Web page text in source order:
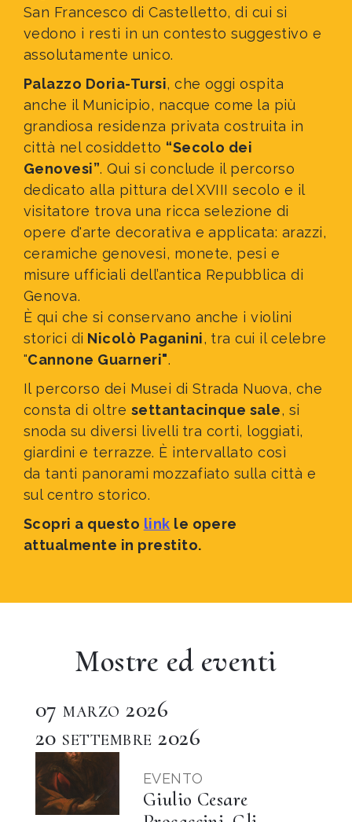
San Francesco di Castelletto, di cui si
vedono i resti in un contesto suggestivo e
assolutamente unico.
Palazzo Doria-Tursi, che oggi ospita
anche il Municipio, nacque come la più
grandiosa residenza privata costruita in
città nel cosiddetto “Secolo dei
Genovesi”. Qui si conclude il percorso
dedicato alla pittura del XVIII secolo e il
visitatore trova una ricca selezione di
opere d'arte decorativa e applicata: arazzi,
ceramiche genovesi, monete, pesi e
misure ufficiali dell’antica Repubblica di
Genova.
È qui che si conservano anche i violini
storici di Nicolò Paganini, tra cui il celebre
"Cannone Guarneri".
Il percorso dei Musei di Strada Nuova, che
consta di oltre settantacinque sale, si
snoda su diversi livelli tra corti, loggiati,
giardini e terrazze. È intervallato così
da tanti panorami mozzafiato sulla città e
sul centro storico.
Scopri a questo link le opere
attualmente in prestito.
Mostre ed eventi
07MARZO 2026
20 SETTEMBRE 2026
EVENTO
Giulio Cesare